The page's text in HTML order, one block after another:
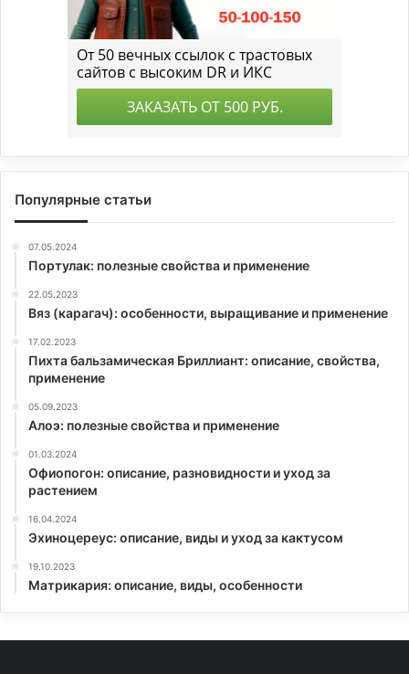
Популярные статьи
07.05.2024
Портулак: полезные свойства и применение
22.05.2023
Вяз (карагач): особенности, выращивание и применение
17.02.2023
Пихта бальзамическая Бриллиант: описание, свойства,
применение
05.09.2023
Алоэ: полезные свойства и применение
01.03.2024
Офиопогон: описание, разновидности и уход за
растением
16.04.2024
Эхиноцереус: описание, виды и уход за кактусом
19.10.2023
Матрикария: описание, виды, особенности